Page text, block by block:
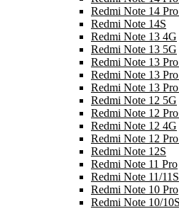
Redmi Note 14
Redmi Note 14S
Redmi Note 13 4G
Redmi Note 13 5G
Redmi Note 13
Redmi Note 13
Redmi Note 13
Redmi Note 12 5G
Redmi Note 12
Redmi Note 12 4G
Redmi Note 12
Redmi Note 12S
Redmi Note 11 Pro
Redmi Note 11/11S
Redmi Note 10 Pro
Redmi Note 10/10S